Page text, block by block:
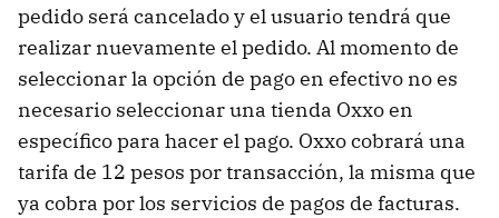
pedido será cancelado y el usuario tendrá que
realizar nuevamente el pedido. Al momento de
seleccionar la opción de pago en efectivo no es
necesario seleccionar una tienda Oxxo en
específico para hacer el pago. Oxxo cobrará una
tarifa de 12 pesos por transacción, la misma que
ya cobra por los servicios de pagos de facturas.